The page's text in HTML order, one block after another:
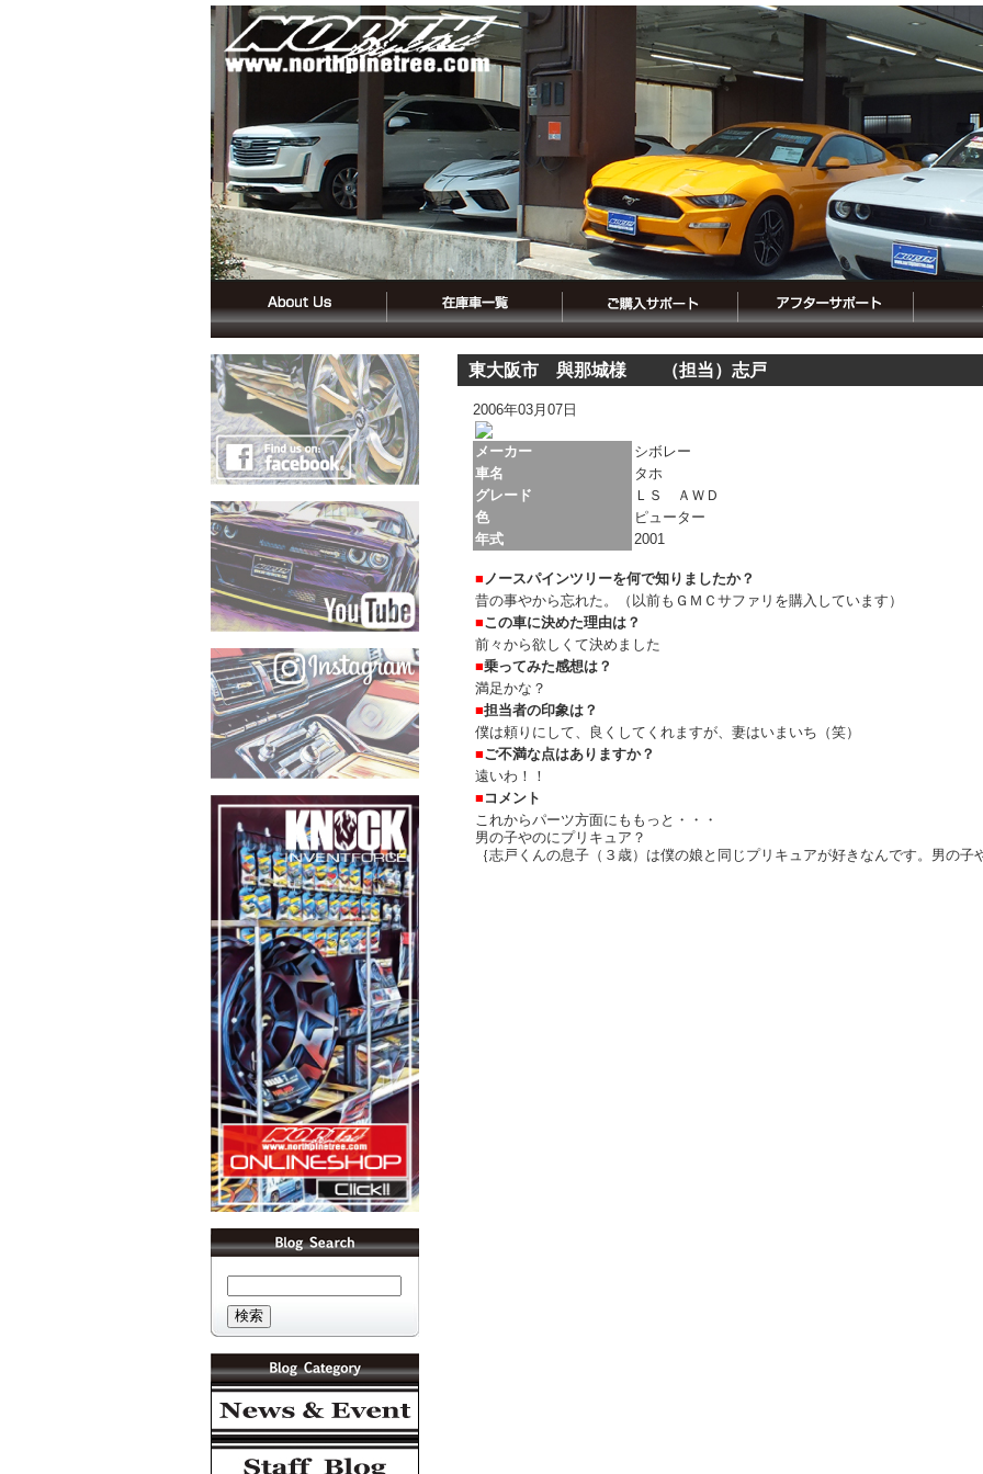
東大阪市 與那城様 （担当）志戸
2006年03月07日
メーカー
シボレー
車名
タホ
グレード
ＬＳ ＡＷＤ
色
ピューター
年式
2001
■ ノースパインツリーを何で知りましたか？
昔の事やから忘れた。（以前もＧＭＣサファリを購入しています）
■この車に決めた理由は？
前々から欲しくて決めました
■乗ってみた感想は？
満足かな？
■担当者の印象は？
僕は頼りにして、良くしてくれますが、妻はいまいち（笑）
■ご不満な点はありますか？
遠いわ！！
■ コメント
これからパーツ方面にももっと・・・
男の子やのにプリキュア？
｛志戸くんの息子（３歳）は僕の娘と同じプリキュアが好きなんです。男の子